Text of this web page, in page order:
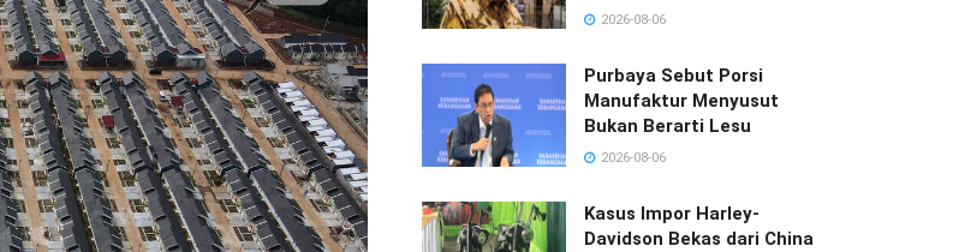
2026-08-06
Purbaya Sebut Porsi
Manufaktur Menyusut
Bukan Berarti Lesu
2026-08-06
Kasus Impor Harley-
Davidson Bekas dari China